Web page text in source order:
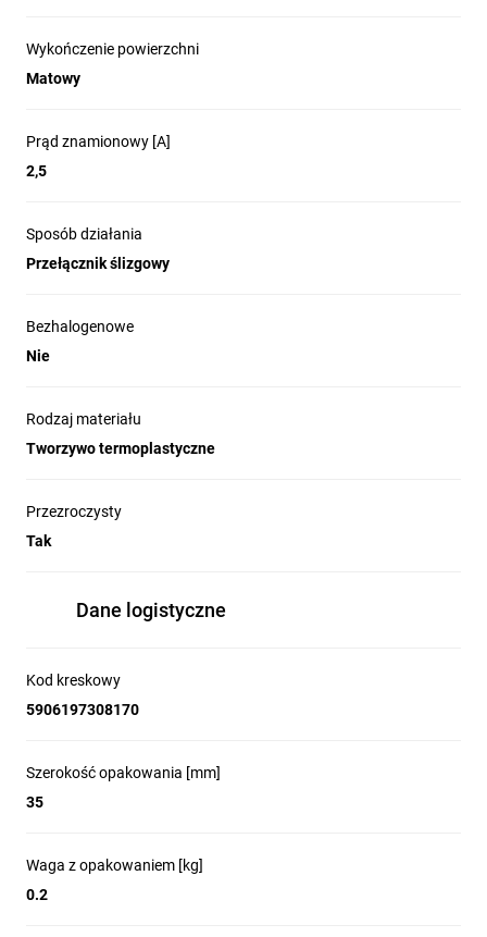
Wykończenie powierzchni
Matowy
Prąd znamionowy [A]
2,5
Sposób działania
Przełącznik ślizgowy
Bezhalogenowe
Nie
Rodzaj materiału
Tworzywo termoplastyczne
Przezroczysty
Tak
Dane logistyczne
Kod kreskowy
5906197308170
Szerokość opakowania [mm]
35
Waga z opakowaniem [kg]
0.2